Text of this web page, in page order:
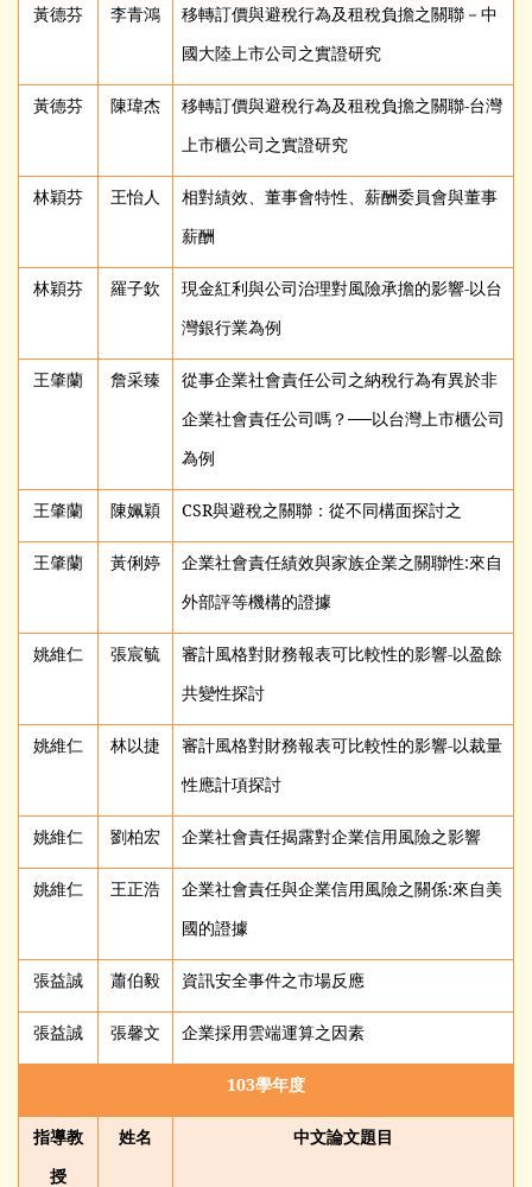
黃德芬 李青鴻
移轉訂價與避稅行為及租稅負擔之關聯－中
國大陸上市公司之實證研究
黃德芬 陳瑋杰
移轉訂價與避稅行為及租稅負擔之關聯-台灣
上市櫃公司之實證研究
林穎芬 王怡人
相對績效、董事會特性、薪酬委員會與董事
薪酬
林穎芬 羅子欽
現金紅利與公司治理對風險承擔的影響-以台
灣銀行業為例
王肇蘭 詹采臻
從事企業社會責任公司之納稅行為有異於非
企業社會責任公司嗎？──以台灣上市櫃公司
為例
王肇蘭 陳姵穎 CSR與避稅之關聯：從不同構面探討之
王肇蘭 黃俐婷
企業社會責任績效與家族企業之關聯性:來自
外部評等機構的證據
姚維仁 張宸毓
審計風格對財務報表可比較性的影響-以盈餘
共變性探討
姚維仁 林以捷
審計風格對財務報表可比較性的影響-以裁量
性應計項探討
姚維仁 劉柏宏 企業社會責任揭露對企業信用風險之影響
姚維仁 王正浩
企業社會責任與企業信用風險之關係:來自美
國的證據
張益誠 蕭伯毅 資訊安全事件之市場反應
張益誠 張馨文 企業採用雲端運算之因素
103學年度
指導教
授
姓名 中文論文題目